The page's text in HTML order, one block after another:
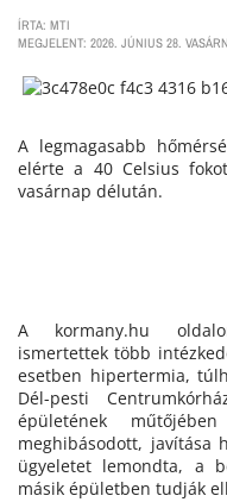
ÍRTA: MTI
MEGJELENT: 2026. JÚNIUS 28.
A legmagasabb
elérte a 40 Celsius
vasárnap délután.
A kormany.hu
ismertettek több
esetben hipertermia,
Dél-pesti
épületének
meghibásodott, javítása
ügyeletet lemondta, a
másik épületben tudják